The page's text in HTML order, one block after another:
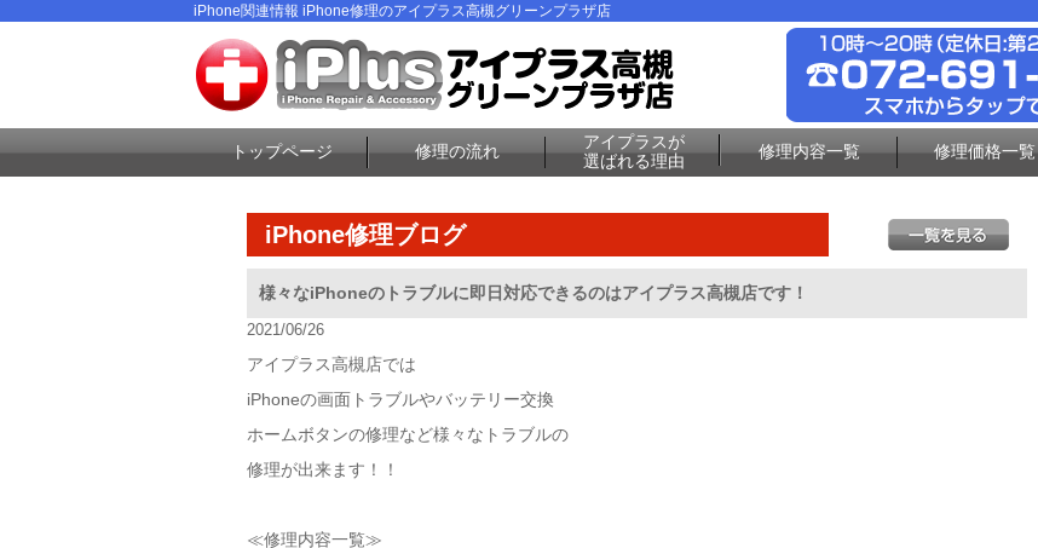
iPhone関連情報 iPhone修理のアイプラス高槻グリーンプラザ店
トップページ 修理の流れ
アイプラスが
選ばれる理由
修理内容一覧 修理価格一覧
iPhone修理ブログ
様々なiPhoneのトラブルに即日対応できるのはアイプラス高槻店です！
2021/06/26
アイプラス高槻店では
iPhoneの画面トラブルやバッテリー交換
ホームボタンの修理など様々なトラブルの
修理が出来ます！！
≪修理内容一覧≫